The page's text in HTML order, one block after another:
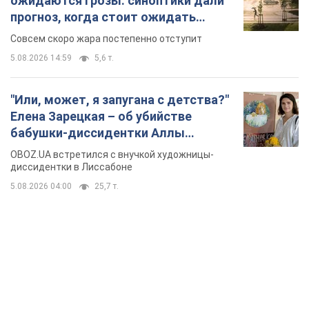
прогноз, когда стоит ожидать
изменения погоды
Совсем скоро жара постепенно отступит
5.08.2026 14:59 5,6 т.
"Или, может, я запугана с детства?"
Елена Зарецкая – об убийстве
бабушки-диссидентки Аллы
Горской, критике сына Стуса и
бегстве в Португалию с пятью
детьми
OBOZ.UA встретился с внучкой художницы-
диссидентки в Лиссабоне
5.08.2026 04:00 25,7 т.